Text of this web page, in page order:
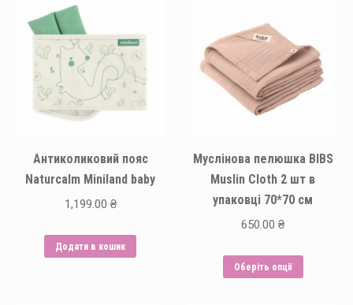
Антиколиковий пояс
Naturcalm Miniland baby
1,199.00 ₴
Додати в кошик
Муслінова пелюшка BIBS
Muslin Cloth 2 шт в
упаковці 70*70 см
650.00 ₴
Оберіть опції